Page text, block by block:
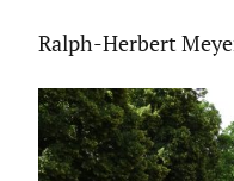
Ralph-Herbert